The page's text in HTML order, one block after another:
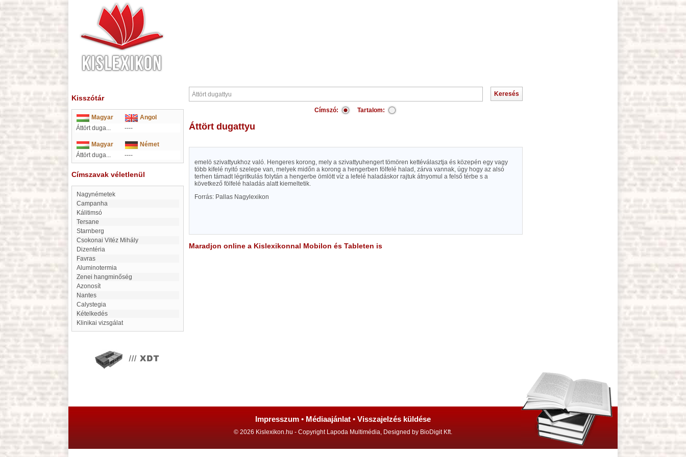
Kisszótár
Magyar
Angol
Áttört duga...
----
Magyar
Német
Áttört duga...
----
Címszavak véletlenül
Nagynémetek
Campanha
Kálitimsó
Tersane
Starnberg
Csokonai Vitéz Mihály
dizentéria
Favras
aluminotermia
zenei hangminőség
Azonosít
Nantes
Calystegia
Kételkedés
klinikai vizsgálat
Címszó: Tartalom:
Áttört dugattyu
emelö szivattyukhoz való. Hengeres korong, mely a szivattyuhengert tömören kettéválasztja és közepén egy vagy
több kifelé nyitó szelepe van, melyek midőn a korong a hengerben fölfelé halad, zárva vannak, úgy hogy az alsó
terhen támadt légritkulás folytán a hengerbe ömlött víz a lefelé haladáskor rajtuk átnyomul a felső térbe s a
következő fölfelé haladás alatt kiemeltetik.
Forrás: Pallas Nagylexikon
Maradjon online a Kislexikonnal Mobilon és Tableten is
Impresszum • Médiaajánlat • Visszajelzés küldése
© 2026 Kislexikon.hu - Copyright Lapoda Multimédia, Designed by BioDigit Kft.